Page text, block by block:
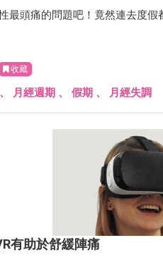
最頭痛的問題吧！竟然連去度
收藏
、 月經週期 、 假期 、 月經失調
有助於舒緩陣痛